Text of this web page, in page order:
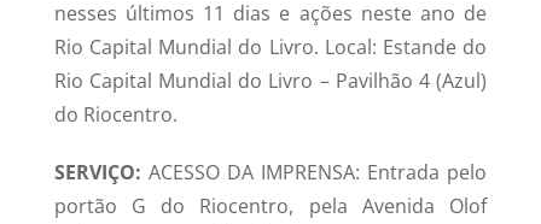
nesses últimos 11 dias e ações neste ano de
Rio Capital Mundial do Livro. Local: Estande do
Rio Capital Mundial do Livro – Pavilhão 4 (Azul)
do Riocentro.
SERVIÇO: ACESSO DA IMPRENSA: Entrada pelo
portão G do Riocentro, pela Avenida Olof